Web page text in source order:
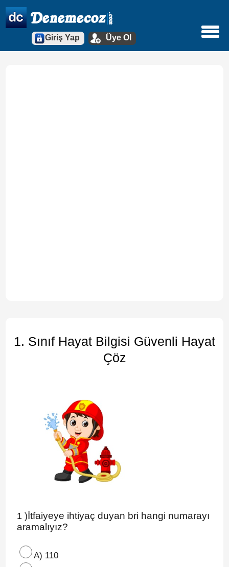
Giriş Yap Üye Ol
1. Sınıf Hayat Bilgisi Güvenli Hayat
Çöz
1 )İtfaiyeye ihtiyaç duyan bri hangi numarayı
aramalıyız?
A) 110